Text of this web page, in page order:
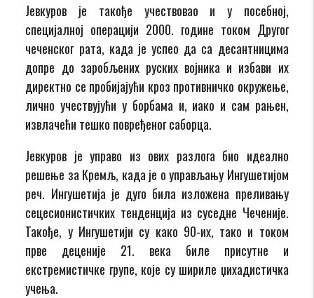
Јевкуров је такође учествовао и у посебној,
специјалној операцији 2000. године током Другог
чеченског рата, када је успео да са десантницима
допре до заробљених руских војника и избави их
директно се пробијајући кроз противничко окружење,
лично учествујући у борбама и, иако и сам рањен,
извлачећи тешко повређеног саборца.
Јевкуров је управо из ових разлога био идеално
решење за Кремљ, када је о управљању Ингушетијом
реч. Ингушетија је дуго била изложена преливању
сецесионистичких тенденција из суседне Чеченије.
Такође, у Ингушетији су како 90-их, тако и током
прве деценије 21. века биле присутне и
екстремистичке групе, које су шириле џихадистичка
учења.